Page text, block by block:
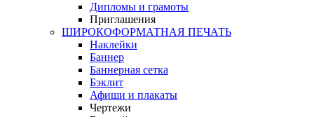
Дипломы и грамоты
Приглашения
ШИРОКОФОРМАТНАЯ ПЕЧАТЬ
Наклейки
Баннер
Баннерная сетка
Бэклит
Афиши и плакаты
Чертежи